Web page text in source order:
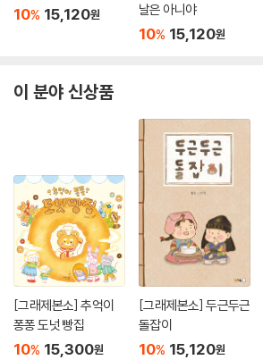
10% 15,120원
날은 아니야
10% 15,120원
이 분야 신상품
[그래제본소] 추억이
퐁퐁 도넛 빵집
10% 15,300원
[그래제본소] 두근두근
돌잡이
10% 15,120원